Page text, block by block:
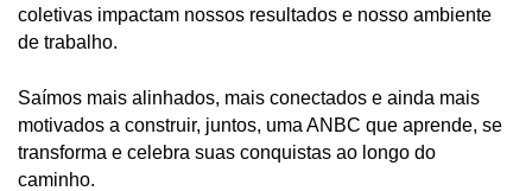
coletivas impactam nossos resultados e nosso ambiente
de trabalho.
Saímos mais alinhados, mais conectados e ainda mais
motivados a construir, juntos, uma ANBC que aprende, se
transforma e celebra suas conquistas ao longo do
caminho.